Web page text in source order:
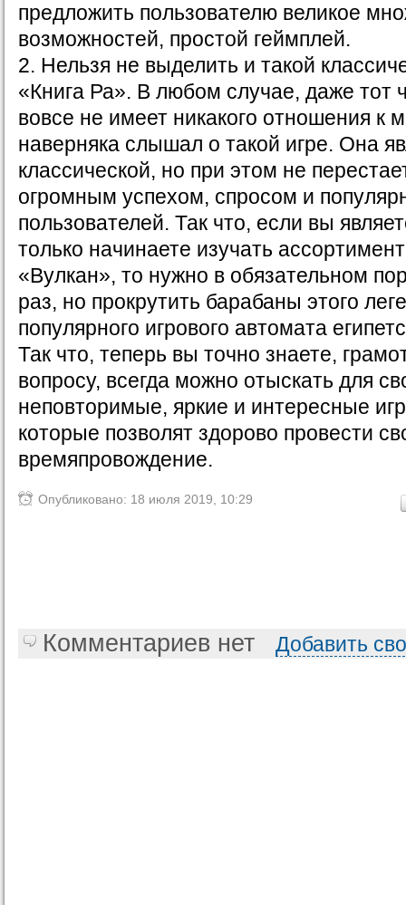
предложить пользователю великое
возможностей, простой геймплей.
2. Нельзя не выделить и такой
«Книга Ра». В любом случае, даже тот
вовсе не имеет никакого отношения к
наверняка слышал о такой игре. Она
классической, но при этом не
огромным успехом, спросом и
пользователей. Так что, если вы
только начинаете изучать
«Вулкан», то нужно в обязательном
раз, но прокрутить барабаны этого
популярного игрового автомата
Так что, теперь вы точно знаете,
вопросу, всегда можно отыскать для
неповторимые, яркие и интересные
которые позволят здорово провести
времяпровождение.
Опубликовано: 18 июля 2019, 10:29
Комментариев нет Добавить